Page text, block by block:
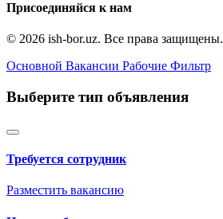
Присоединяйся к нам
© 2026 ish-bor.uz. Все права защищены.
Основной Вакансии Рабочие Фильтр
Выберите тип объявления
Требуется сотрудник
Разместить вакансию